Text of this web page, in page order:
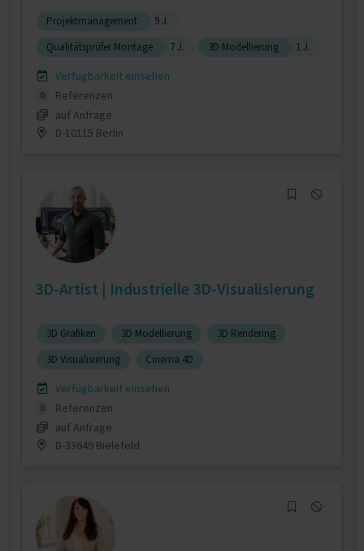
Projektmanagement
9 J.
Qualitätsprüfer Montage
7 J. 3D Modellierung 1 J.
Verfügbarkeit einsehen
0
Referenzen
auf Anfrage
D-10115 Berlin
3D-Artist | Industrielle 3D-Visualisierung
3D Grafiken 3D Modellierung
3D Rendering
3D Visualisierung
Cinema 4D
Verfügbarkeit einsehen
0
Referenzen
auf Anfrage
D-33649 Bielefeld